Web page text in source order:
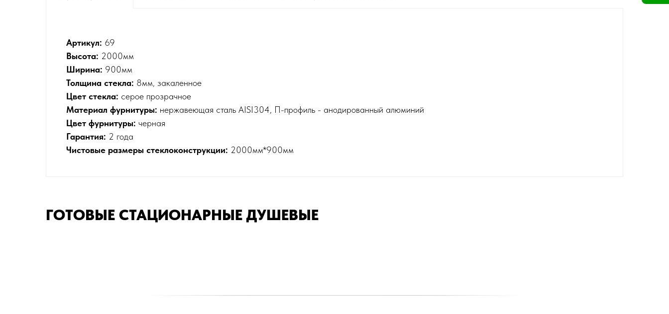
Артикул: 69
Высота: 2000мм
Ширина: 900мм
Толщина стекла: 8мм, закаленное
Цвет стекла: серое прозрачное
Материал фурнитуры: нержавеющая сталь AISI304, П-профиль - анодированный алюминий
Цвет фурнитуры: черная
Гарантия: 2 года
Чистовые размеры стеклоконструкции: 2000мм*900мм
ГОТОВЫЕ СТАЦИОНАРНЫЕ ДУШЕВЫЕ